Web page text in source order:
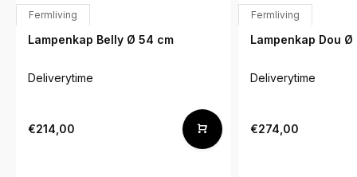
Fermliving
Lampenkap Belly Ø 54 cm
Deliverytime
€214,00
Fermliving
Lampenkap Dou Ø
Deliverytime
€274,00